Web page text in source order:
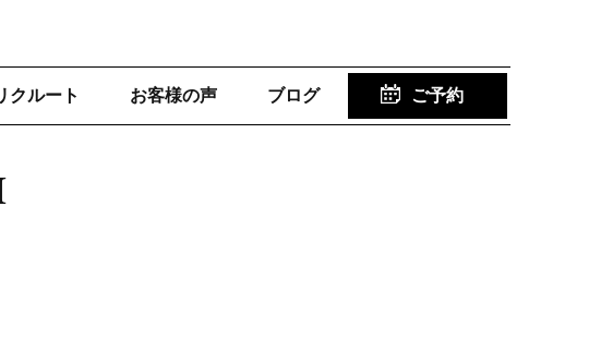
クルート お客様の声 ブログ ご予約